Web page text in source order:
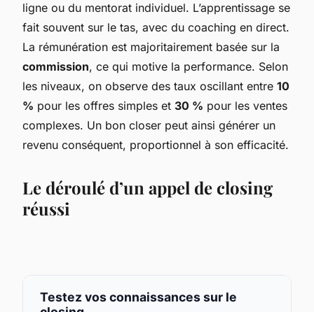
ligne ou du mentorat individuel. L’apprentissage se
fait souvent sur le tas, avec du coaching en direct.
La rémunération est majoritairement basée sur la
commission, ce qui motive la performance. Selon
les niveaux, on observe des taux oscillant entre 10
% pour les offres simples et 30 % pour les ventes
complexes. Un bon closer peut ainsi générer un
revenu conséquent, proportionnel à son efficacité.
Le déroulé d’un appel de closing
réussi